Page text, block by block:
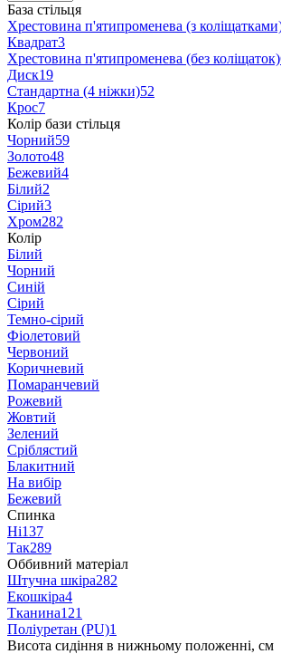
База стільця
Хрестовина п'ятипроменева (з
Квадрат3
Хрестовина п'ятипроменева (без коліщаток)
Диск19
Стандартна (4 ніжки)52
Крос7
Колір бази стільця
Чорний59
Золото48
Бежевий4
Білий2
Сірий3
Хром282
Колір
Білий
Чорний
Синій
Сірий
Темно-сірий
Фіолетовий
Червоний
Коричневий
Помаранчевий
Рожевий
Жовтий
Зелений
Сріблястий
Блакитний
На вибір
Бежевий
Спинка
Ні137
Так289
Оббивний матеріал
Штучна шкіра282
Екошкіра4
Тканина121
Поліуретан (PU)1
Висота сидіння в нижньому положенні, см